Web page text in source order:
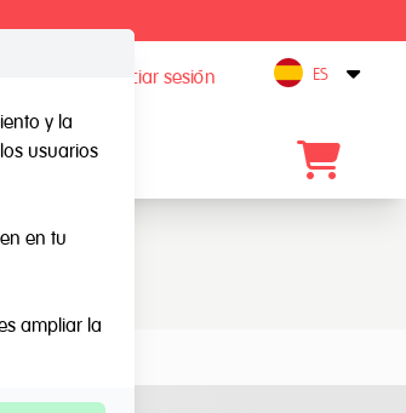
Registro / Iniciar sesión Open
ES
y la
usuarios
en tu
ampliar la